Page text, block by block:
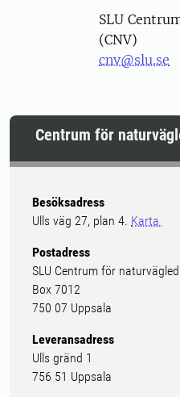
SLU
(CNV)
cnv@slu.se
Centrum för
Besöksadress
Ulls väg 27, plan 4. Karta
Postadress
SLU Centrum för
Box 7012
750 07 Uppsala
Leveransadress
Ulls gränd 1
756 51 Uppsala